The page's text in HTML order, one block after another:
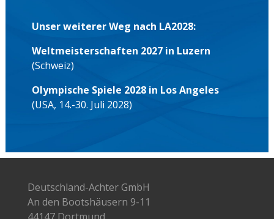
Unser weiterer Weg nach LA2028:
Weltmeisterschaften 2027 in Luzern
(Schweiz)
Olympische Spiele 2028 in Los Angeles
(USA, 14.-30. Juli 2028)
Deutschland-Achter GmbH
An den Bootshäusern 9-11